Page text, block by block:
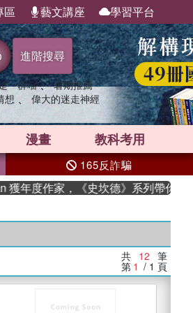
區 藝文講座 學習平台
進階搜尋
一群喵 、 暑期推薦
想 、 偉大的迷走神經
漫畫 教科考用
165反詐騙
度作家，《史坎德》系列帶你踏上熱
共 12 筆
第 1 / 1 頁